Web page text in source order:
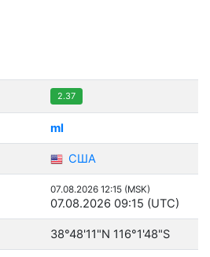
2.37
ml
США
07.08.2026 12:15 (MSK)
07.08.2026 09:15 (UTC)
38°48'11"N 116°1'48"S